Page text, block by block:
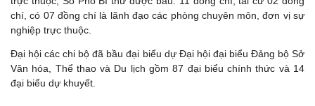
chí, có 07 đồng chí là lãnh đạo các phòng chuyên môn, đơn vị sự
nghiệp trực thuộc.
Đại hội các chi bộ đã bầu đại biểu dự Đại hội đại biểu Đảng bộ Sở
Văn hóa, Thể thao và Du lịch gồm 87 đại biểu chính thức và 14
đại biểu dự khuyết.